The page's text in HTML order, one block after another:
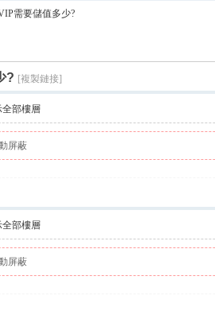
需要儲值多少?
? [複製鏈接]
全部樓層
屏蔽
全部樓層
屏蔽